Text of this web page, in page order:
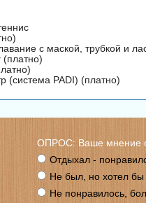
с маской, трубкой и
(платно)
(система PADI) (платно)
ОПРОС: Ваше мнение
Отдыхал -
Не был, но хотел бы
Не понравилось,